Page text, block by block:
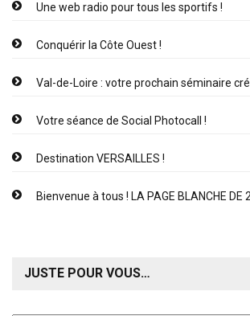
Une web radio pour tous les sportifs !
Conquérir la Côte Ouest !
Val-de-Loire : votre prochain séminaire
Votre séance de Social Photocall !
Destination VERSAILLES !
Bienvenue à tous ! LA PAGE BLANCHE DE
JUSTE POUR VOUS…